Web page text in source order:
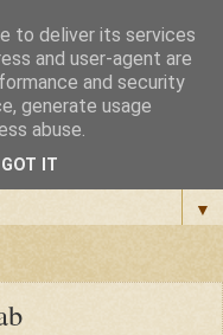
ellátogatót.
▼
to deliver its services
and user-agent are
and security
generate usage
abuse.
GOT IT